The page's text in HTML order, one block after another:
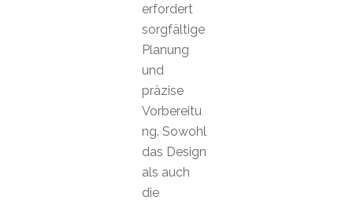
erfordert
sorgfältige
Planung
und
präzise
Vorbereitu
ng. Sowohl
das Design
als auch
die